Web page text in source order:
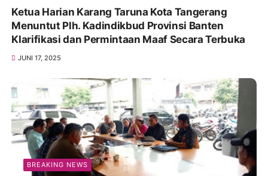
Ketua Harian Karang Taruna Kota Tangerang
Menuntut Plh. Kadindikbud Provinsi Banten
Klarifikasi dan Permintaan Maaf Secara Terbuka
JUNI 17, 2025
BREAKING NEWS